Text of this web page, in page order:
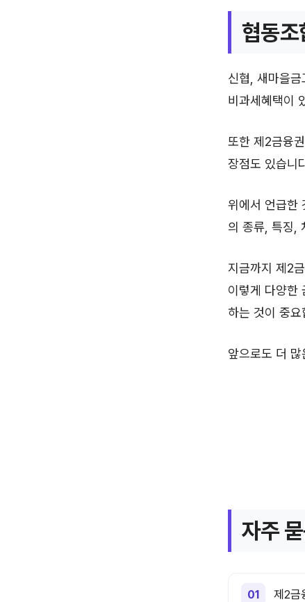
협동조
신협, 새마을
비과세혜택이
또한 제2금융
장점도 있습니
위에서 언급한
의 종류, 특징,
지금까지 제2
이렇게 다양한
하는 것이 중요
앞으로도 더
자주
제2금